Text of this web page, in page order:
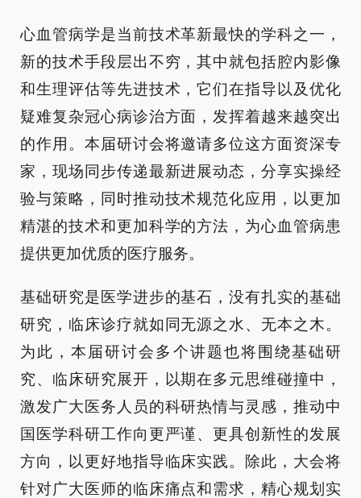
心血管病学是当前技术革新最快的学科之一，
新的技术手段层出不穷，其中就包括腔内影像
和生理评估等先进技术，它们在指导以及优化
疑难复杂冠心病诊治方面，发挥着越来越突出
的作用。本届研讨会将邀请多位这方面资深专
家，现场同步传递最新进展动态，分享实操经
验与策略，同时推动技术规范化应用，以更加
精湛的技术和更加科学的方法，为心血管病患
提供更加优质的医疗服务。
基础研究是医学进步的基石，没有扎实的基础
研究，临床诊疗就如同无源之水、无本之木。
为此，本届研讨会多个讲题也将围绕基础研
究、临床研究展开，以期在多元思维碰撞中，
激发广大医务人员的科研热情与灵感，推动中
国医学科研工作向更严谨、更具创新性的发展
方向，以更好地指导临床实践。除此，大会将
针对广大医师的临床痛点和需求，精心规划实